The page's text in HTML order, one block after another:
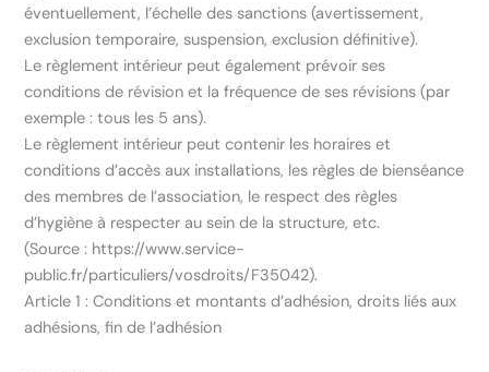
éventuellement, l’échelle des sanctions (avertissement,
exclusion temporaire, suspension, exclusion définitive).
Le règlement intérieur peut également prévoir ses
conditions de révision et la fréquence de ses révisions (par
exemple : tous les 5 ans).
Le règlement intérieur peut contenir les horaires et
conditions d’accès aux installations, les règles de bienséance
des membres de l’association, le respect des règles
d’hygiène à respecter au sein de la structure, etc.
(Source : https://www.service-
public.fr/particuliers/vosdroits/F35042).
Article 1 : Conditions et montants d’adhésion, droits liés aux
adhésions, fin de l’adhésion